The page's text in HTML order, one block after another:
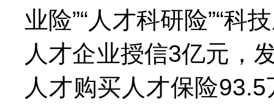
业险”“人才科研险”“科
人才企业授信3亿元，
人才购买人才保险